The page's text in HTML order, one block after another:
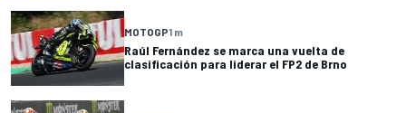
MOTOGP1 m
Raúl Fernández se marca una vuelta de
clasificación para liderar el FP2 de Brno